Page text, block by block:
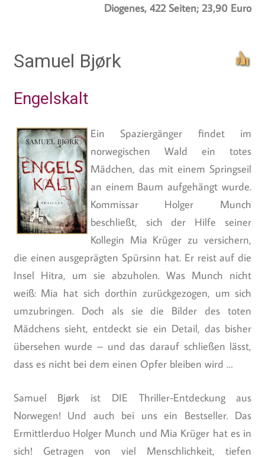
Diogenes, 422 Seiten; 23,90 Euro
Samuel Bjørk
Engelskalt
Ein Spaziergänger findet im
norwegischen Wald ein totes
Mädchen, das mit einem Springseil
an einem Baum aufgehängt wurde.
Kommissar Holger Munch
beschließt, sich der Hilfe seiner
Kollegin Mia Krüger zu versichern,
die einen ausgeprägten Spürsinn hat. Er reist auf die
Insel Hitra, um sie abzuholen. Was Munch nicht
weiß: Mia hat sich dorthin zurückgezogen, um sich
umzubringen. Doch als sie die Bilder des toten
Mädchens sieht, entdeckt sie ein Detail, das bisher
übersehen wurde – und das darauf schließen lässt,
dass es nicht bei dem einen Opfer bleiben wird …
Samuel Bjørk ist DIE Thriller-Entdeckung aus
Norwegen! Und auch bei uns ein Bestseller. Das
Ermittlerduo Holger Munch und Mia Krüger hat es in
sich! Getragen von viel Menschlichkeit, tiefen